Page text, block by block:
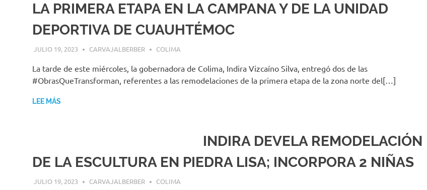
LA PRIMERA ETAPA EN LA CAMPANA Y DE LA UNIDAD
DEPORTIVA DE CUAUHTÉMOC
JULIO 19, 2023 CARVAJALBERBER COLIMA
La tarde de este miércoles, la gobernadora de Colima, Indira Vizcaíno Silva, entregó dos de las
#ObrasQueTransforman, referentes a las remodelaciones de la primera etapa de la zona norte del[…]
LEE MÁS
INDIRA DEVELA REMODELACIÓN
DE LA ESCULTURA EN PIEDRA LISA; INCORPORA 2 NIÑAS
JULIO 19, 2023 CARVAJALBERBER COLIMA